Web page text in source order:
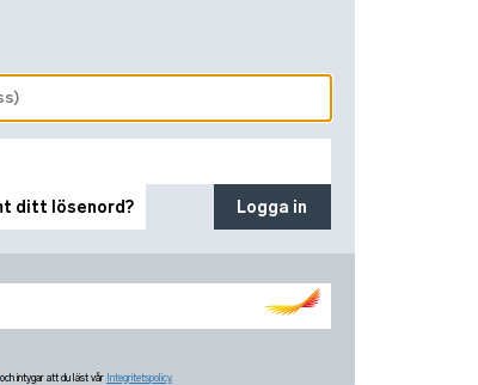
ditt lösenord? Logga in
och intygar att du läst vår Integritetspolicy.